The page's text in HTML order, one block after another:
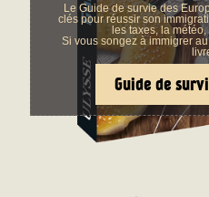
Le Guide de survie des
clés pour réussir son
les taxes, la
Si vous songez à immigrer
Guide de